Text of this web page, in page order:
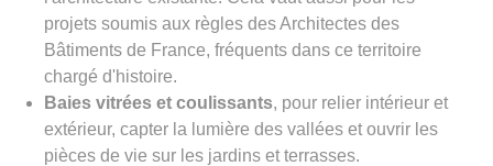
projets soumis aux règles des Architectes des
Bâtiments de France, fréquents dans ce territoire
chargé d'histoire.
Baies vitrées et coulissants, pour relier intérieur et
extérieur, capter la lumière des vallées et ouvrir les
pièces de vie sur les jardins et terrasses.